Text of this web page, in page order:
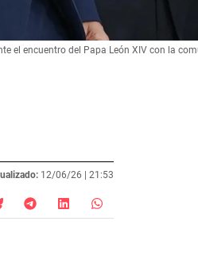
el encuentro del Papa León XIV con la
12/06/26 | 21:53